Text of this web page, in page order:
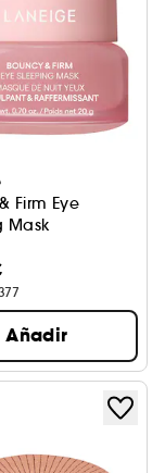
Firm Eye
Mask
Nocturna Ojos
Añadir